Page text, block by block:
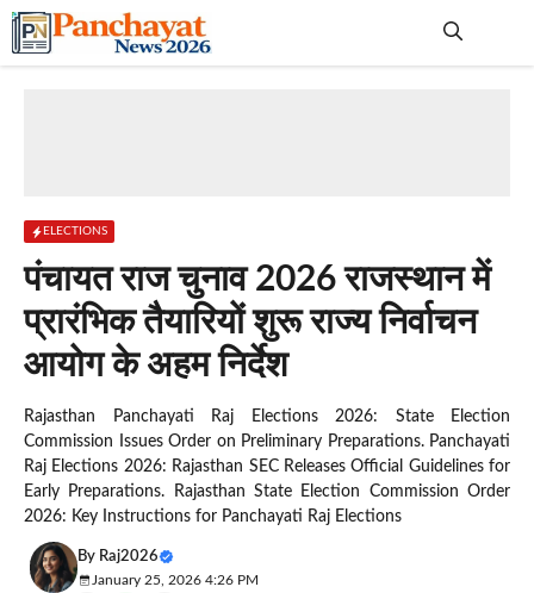
Skip
ELECTIONS
पंचायत राज चुनाव 2026 राजस्थान में
प्रारंभिक तैयारियों शुरू राज्य निर्वाचन
आयोग के अहम निर्देश
Rajasthan Panchayati Raj Elections 2026: State Election
Commission Issues Order on Preliminary Preparations. Panchayati
Raj Elections 2026: Rajasthan SEC Releases Official Guidelines for
Early Preparations. Rajasthan State Election Commission Order
2026: Key Instructions for Panchayati Raj Elections
By Raj2026
January 25, 2026 4:26 PM